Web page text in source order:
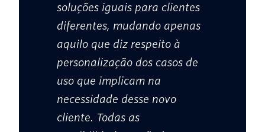
soluções iguais para clientes
diferentes, mudando apenas
aquilo que diz respeito à
personalização dos casos de
uso que implicam na
necessidade desse novo
cliente. Todas as